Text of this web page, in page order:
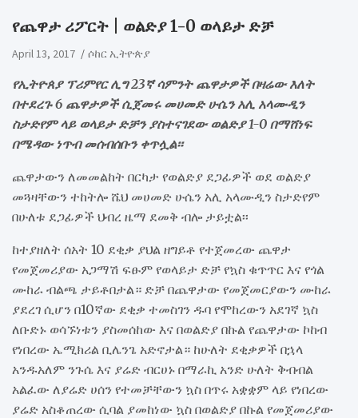
የጨዋታ ሪፖርት | ወልድያ 1-0 ወላይታ ድቻ
April 13, 2017 ሶከር ኢትዮጵያ
የኢትዮጰያ ፕሪምየር ሊግ 23ኛ ሳምንት ጨዋታዎች በዛሬው እለት
በተደረጉ 6 ጨዋታዎች ሲጀመሩ መሀመድ ሁሴን አሊ አላሙዲን
ስታድየም ላይ ወላይታ ድቻን ያስተናገደው ወልድያ 1-0 በማሸነፍ
በሜዳው ነጥብ መሰብሰቡን ቀጥሏል፡፡
ጨዋታውን ለመመልከት በርካታ የወልድያ ደጋፊዎች ወደ ወልድያ
መጓዛቸውን ተከትሎ ሼህ መሀመድ ሁሴን አሊ አላሙዲን ስታድየም
በሁለቱ ደጋፊዎች ህብረ ዜማ ደመቅ ብሎ ታይቷል፡፡
ከተያዘለት ሰአት 10 ደቂቃ ያህል ዘግይቶ የተጀመረው ጨዋታ
የመጀመሪያው አጋማሽ ፍፁም የወላይታ ድቻ የኳስ ቁጥጥር እና የጎል
ሙከራ ብልጫ ታይቶበታል። ድቻ በጨዋታው የመጀመርያውን ሙከራ
ያደረገ ሲሆን በ10ኛው ደቂቃ ተመስገን ዱባ የሞከረውን አደገኛ ኳስ
ለቡድኑ ወሳኙነቱን ያስመሰከው እና በወልድያ በኩል የጨዋታው ኮከብ
የነበረው ኤሚክሪል ቢሌንጌ አድኖታል። ከሁለት ደቂቃዎች በኋላ
አንዱአለም ንጉሴ እና ያሬድ ብርሀኑ በማራኪ አንድ ሁለት ቅብብል
አልፈው ለያሬድ ሀሰን የተመቻቸውን ኳስ በጥሩ አቋቋም ላይ የነበረው
ያሬድ አስቆጠረው ሲባል ያመከነው ኳስ በወልድያ በኩል የመጀመሪያው